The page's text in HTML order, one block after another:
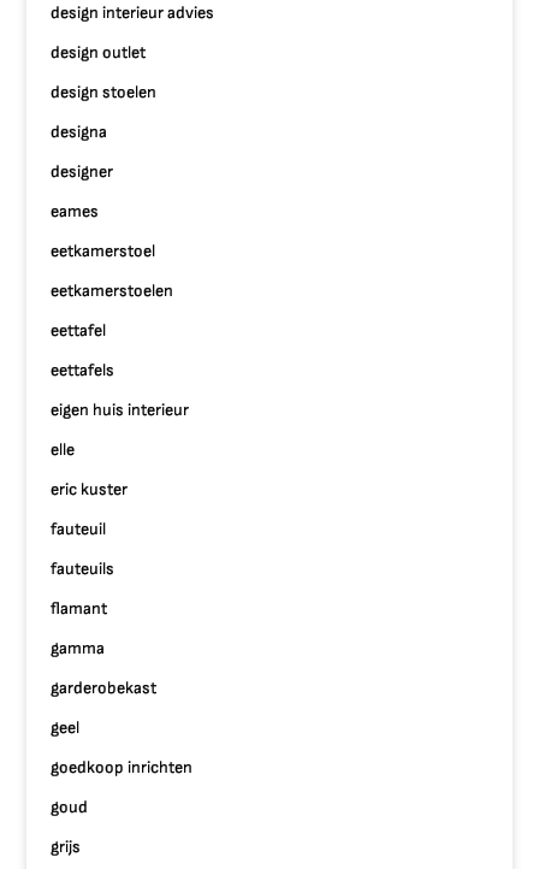
design interieur advies
design outlet
design stoelen
designa
designer
eames
eetkamerstoel
eetkamerstoelen
eettafel
eettafels
eigen huis interieur
elle
eric kuster
fauteuil
fauteuils
flamant
gamma
garderobekast
geel
goedkoop inrichten
goud
grijs